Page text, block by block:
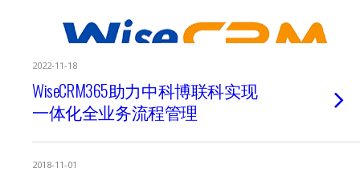
2022-11-18
WiseCRM365助力中科博联科实现
一体化全业务流程管理
2018-11-01